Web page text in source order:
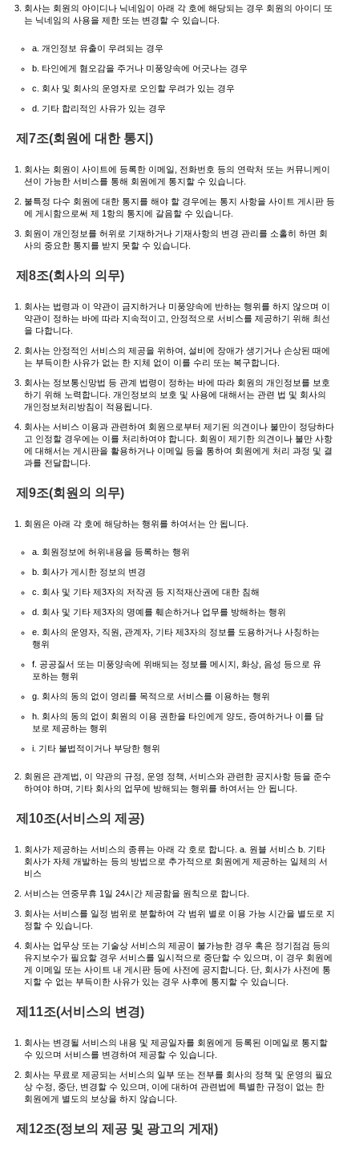
회사는 회원의 아이디나 닉네임이 아래 각 호에 해당되는 경우 회원의 아이디 또
는 닉네임의 사용을 제한 또는 변경할 수 있습니다.
a. 개인정보 유출이 우려되는 경우
b. 타인에게 혐오감을 주거나 미풍양속에 어긋나는 경우
c. 회사 및 회사의 운영자로 오인할 우려가 있는 경우
d. 기타 합리적인 사유가 있는 경우
제7조(회원에 대한 통지)
회사는 회원이 사이트에 등록한 이메일, 전화번호 등의 연락처 또는 커뮤니케이
션이 가능한 서비스를 통해 회원에게 통지할 수 있습니다.
불특정 다수 회원에 대한 통지를 해야 할 경우에는 통지 사항을 사이트 게시판 등
에 게시함으로써 제 1항의 통지에 갈음할 수 있습니다.
회원이 개인정보를 허위로 기재하거나 기재사항의 변경 관리를 소홀히 하면 회
사의 중요한 통지를 받지 못할 수 있습니다.
제8조(회사의 의무)
회사는 법령과 이 약관이 금지하거나 미풍양속에 반하는 행위를 하지 않으며 이
약관이 정하는 바에 따라 지속적이고, 안정적으로 서비스를 제공하기 위해 최선
을 다합니다.
회사는 안정적인 서비스의 제공을 위하여, 설비에 장애가 생기거나 손상된 때에
는 부득이한 사유가 없는 한 지체 없이 이를 수리 또는 복구합니다.
회사는 정보통신망법 등 관계 법령이 정하는 바에 따라 회원의 개인정보를 보호
하기 위해 노력합니다. 개인정보의 보호 및 사용에 대해서는 관련 법 및 회사의
개인정보처리방침이 적용됩니다.
회사는 서비스 이용과 관련하여 회원으로부터 제기된 의견이나 불만이 정당하다
고 인정할 경우에는 이를 처리하여야 합니다. 회원이 제기한 의견이나 불만 사항
에 대해서는 게시판을 활용하거나 이메일 등을 통하여 회원에게 처리 과정 및 결
과를 전달합니다.
제9조(회원의 의무)
회원은 아래 각 호에 해당하는 행위를 하여서는 안 됩니다.
a. 회원정보에 허위내용을 등록하는 행위
b. 회사가 게시한 정보의 변경
c. 회사 및 기타 제3자의 저작권 등 지적재산권에 대한 침해
d. 회사 및 기타 제3자의 명예를 훼손하거나 업무를 방해하는 행위
e. 회사의 운영자, 직원, 관계자, 기타 제3자의 정보를 도용하거나 사칭하는
행위
f. 공공질서 또는 미풍양속에 위배되는 정보를 메시지, 화상, 음성 등으로 유
포하는 행위
g. 회사의 동의 없이 영리를 목적으로 서비스를 이용하는 행위
h. 회사의 동의 없이 회원의 이용 권한을 타인에게 양도, 증여하거나 이를 담
보로 제공하는 행위
i. 기타 불법적이거나 부당한 행위
회원은 관계법, 이 약관의 규정, 운영 정책, 서비스와 관련한 공지사항 등을 준수
하여야 하며, 기타 회사의 업무에 방해되는 행위를 하여서는 안 됩니다.
제10조(서비스의 제공)
회사가 제공하는 서비스의 종류는 아래 각 호로 합니다. a. 원블 서비스 b. 기타
회사가 자체 개발하는 등의 방법으로 추가적으로 회원에게 제공하는 일체의 서
비스
서비스는 연중무휴 1일 24시간 제공함을 원칙으로 합니다.
회사는 서비스를 일정 범위로 분할하여 각 범위 별로 이용 가능 시간을 별도로 지
정할 수 있습니다.
회사는 업무상 또는 기술상 서비스의 제공이 불가능한 경우 혹은 정기점검 등의
유지보수가 필요할 경우 서비스를 일시적으로 중단할 수 있으며, 이 경우 회원에
게 이메일 또는 사이트 내 게시판 등에 사전에 공지합니다. 단, 회사가 사전에 통
지할 수 없는 부득이한 사유가 있는 경우 사후에 통지할 수 있습니다.
제11조(서비스의 변경)
회사는 변경될 서비스의 내용 및 제공일자를 회원에게 등록된 이메일로 통지할
수 있으며 서비스를 변경하여 제공할 수 있습니다.
회사는 무료로 제공되는 서비스의 일부 또는 전부를 회사의 정책 및 운영의 필요
상 수정, 중단, 변경할 수 있으며, 이에 대하여 관련법에 특별한 규정이 없는 한
회원에게 별도의 보상을 하지 않습니다.
제12조(정보의 제공 및 광고의 게재)